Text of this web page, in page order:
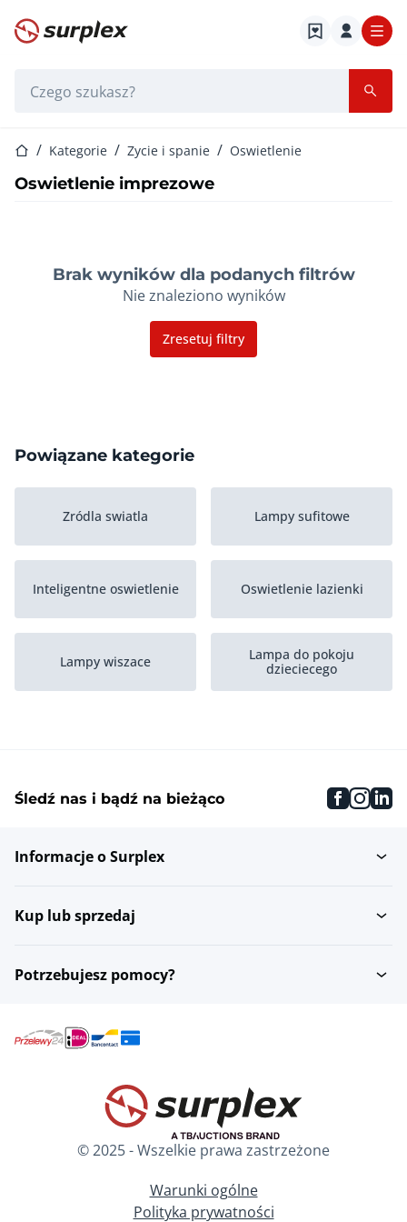
Strona główna
Strona główna
Kategorie Zycie i spanie Oswietlenie
Oswietlenie imprezowe
Brak wyników dla podanych filtrów
Nie znaleziono wyników
Zresetuj filtry
Powiązane kategorie
Zródla swiatla Lampy sufitowe
Inteligentne oswietlenie Oswietlenie lazienki
Lampy wiszace
Lampa do pokoju
dzieciecego
Spoty Lampy scienne
Lampy stolowe
Tasmy LED Lampki nocne
Śledź nas i bądź na bieżąco
Informacje o Surplex
Kup lub sprzedaj
Potrzebujesz pomocy?
© 2025 - Wszelkie prawa zastrzeżone
Warunki ogólne
Polityka prywatności